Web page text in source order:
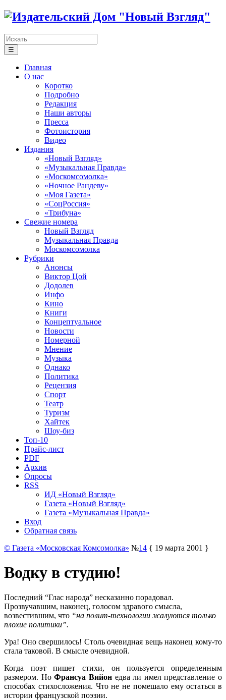
☰
Главная
О нас
Коротко
Подробно
Редакция
Наши авторы
Пресса
Фотоистория
Видео
Издания
«Новый Взгляд»
«Музыкальная Правда»
«Москомсомолка»
«Ночное Рандеву»
«Моя Газета»
«СоцРоссия»
«Трибуна»
Свежие номера
Новый Взгляд
Музыкальная Правда
Москомсомолка
Рубрики
Анонсы
Виктор Цой
Додолев
Инфо
Кино
Книги
Концептуальное
Новости
Номерной
Мнение
Музыка
Однако
Политика
Рецензия
Спорт
Театр
Туризм
Хайтек
Шоу-биз
Топ-10
Прайс-лист
PDF
Архив
Опросы
RSS
ИД «Новый Взгляд»
Газета «Новый Взгляд»
Газета «Музыкальная Правда»
Вход
Обратная связь
© Газета «Московская Комсомолка» №14 { 19 марта 2001 }
Водку в студию!
Последний “Глас народа” несказанно порадовал.
Прозвучавшим, наконец, голосом здравого смысла,
возвестившим, что “на полит-технологии жалуются только
плохие политики”.
Ура! Оно свершилось! Столь очевидная вещь наконец кому-то
стала таковой. В смысле очевидной.
Когда поэт пишет стихи, он пользуется определенным
размером. НоФрансуа Вийонедва ли имел представление о
способах стихосложения. Что не не помешало ему остаться в
истории французской поэзии.